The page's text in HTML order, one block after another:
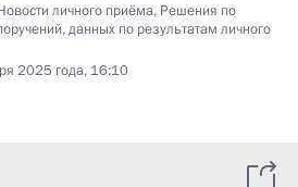
личного приёма, Решения по
данных по результатам личного
2025 года, 16:10